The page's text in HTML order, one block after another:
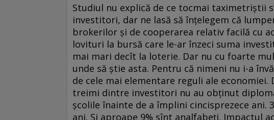
Studiul nu explică de ce tocmai taximetriştii
investitori, dar ne lasă să înţelegem că
brokerilor şi de cooperarea relativ facilă cu
lovituri la bursă care le-ar înzeci suma
mai mari decît la loterie. Dar nu cu foarte
unde să ştie asta. Pentru că nimeni nu i-a
de cele mai elementare reguli ale
treimi dintre investitori nu au obţinut
şcolile înainte de a împlini cincisprezece ani.
ani. Şi aproape 9% sînt analfabeţi. Impactul